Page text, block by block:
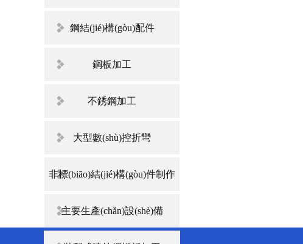
鋼結(jié)構(gòu)配件
鋼板加工
不銹鋼加工
大型數(shù)控折彎
非標(biāo)結(jié)構(gòu)件制作
主要生產(chǎn)設(shè)備